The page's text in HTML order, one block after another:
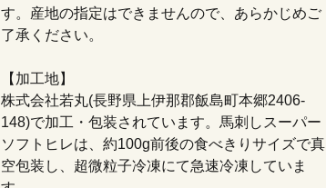
す。産地の指定はできませんので、あらかじめご
了承ください。
【加工地】
株式会社若丸(長野県上伊那郡飯島町本郷2406-
148)で加工・包装されています。馬刺しスーパー
ソフトヒレは、約100g前後の食べきりサイズで真
空包装し、超微粒子冷凍にて急速冷凍していま